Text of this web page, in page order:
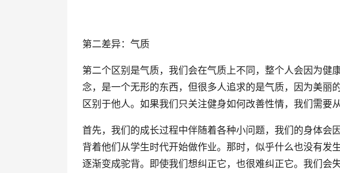
第二差异：气质
第二个区别是气质，我们会在气质上不同，整个人会因为健
念，是一个无形的东西，但很多人追求的是气质，因为美丽
区别于他人。如果我们只关注健身如何改善性情，我们需要
首先，我们的成长过程中伴随着各种小问题，我们的身体会
背着他们从学生时代开始做作业。那时，似乎什么也没有发
逐渐变成驼背。即使我们想纠正它，也很难纠正它。我们会